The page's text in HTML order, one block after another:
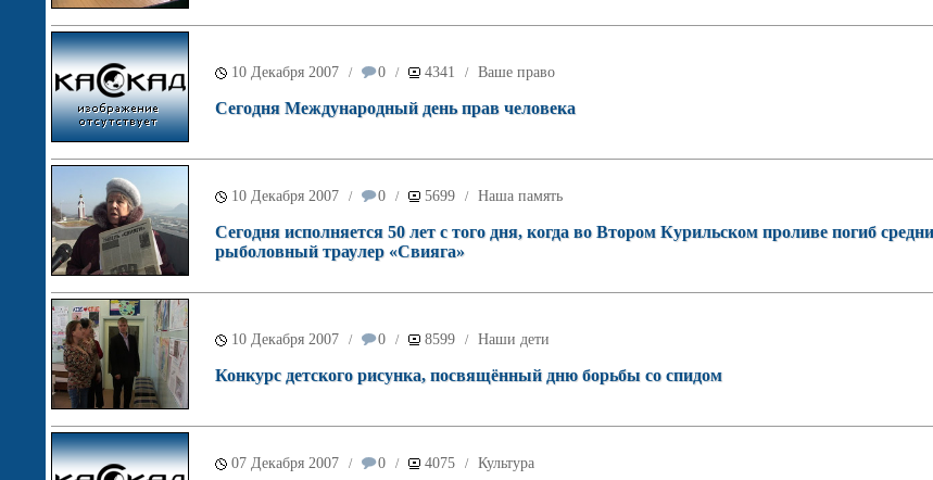
10 Декабря 2007 / 0 / 4341 / Ваше право
Сегодня Международный день прав человека
10 Декабря 2007 / 0 / 5699 / Наша память
Сегодня исполняется 50 лет с того дня, когда во Втором Курильском проливе погиб
рыболовный траулер «Свияга»
10 Декабря 2007 / 0 / 8599 / Наши дети
Конкурс детского рисунка, посвящённый дню борьбы со спидом
07 Декабря 2007 / 0 / 4075 / Культура